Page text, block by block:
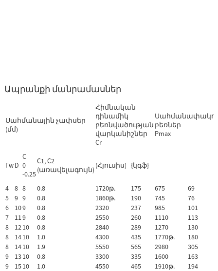
Ապրանքի մանրամասներ
Սահմանային չափսեր
(մմ)
Հիմնական
դինամիկ
բեռնվածության
վարկանիշներ
Cr
բեռներ
Pmax
FwD
C
0
-0.25
C1, C2
(առավելագույն) (Հյուսիս) {կգֆ}
4 8 8 0.8 1720թ. 175 675
69
5
9 9 0.8 1860թ. 190 745
76
6
109 0.8 2320 237 985
101
7
119 0.8 2550 260 1110
113
8
1210 0.8 2840 289 1270
130
8
1410 1.0 4300 435 1770թ.
180
8
1410 1.9 5550 565 2980
305
9
1310 0.8 3300 335 1600
163
9
1510 1.0 4550 465 1910թ.
194